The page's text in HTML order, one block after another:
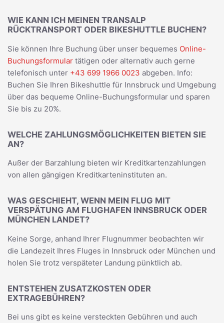
WIE KANN ICH MEINEN TRANSALP
RÜCKTRANSPORT ODER BIKESHUTTLE BUCHEN?
Sie können Ihre Buchung über unser bequemes Online-
Buchungsformular tätigen oder alternativ auch gerne
telefonisch unter +43 699 1966 0023 abgeben. Info:
Buchen Sie Ihren Bikeshuttle für Innsbruck und Umgebung
über das bequeme Online-Buchungsformular und sparen
Sie bis zu 20%.
WELCHE ZAHLUNGSMÖGLICHKEITEN BIETEN SIE
AN?
Außer der Barzahlung bieten wir Kreditkartenzahlungen
von allen gängigen Kreditkarteninstituten an.
WAS GESCHIEHT, WENN MEIN FLUG MIT
VERSPÄTUNG AM FLUGHAFEN INNSBRUCK ODER
MÜNCHEN LANDET?
Keine Sorge, anhand Ihrer Flugnummer beobachten wir
die Landezeit Ihres Fluges in Innsbruck oder München und
holen Sie trotz verspäteter Landung pünktlich ab.
ENTSTEHEN ZUSATZKOSTEN ODER
EXTRAGEBÜHREN?
Bei uns gibt es keine versteckten Gebühren und auch